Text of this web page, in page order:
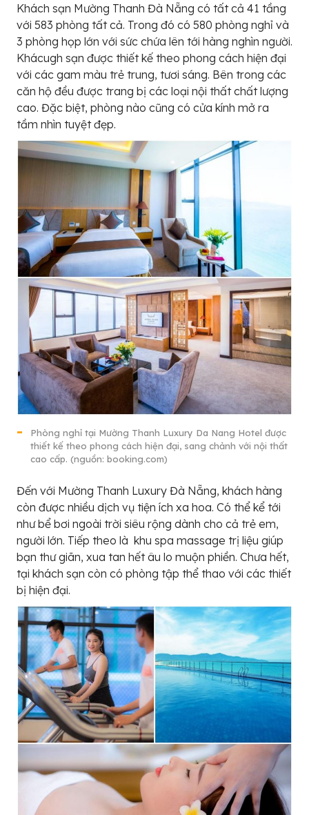
Khách sạn Mường Thanh Đà Nẵng có tất cả 41 tầng
với 583 phòng tất cả. Trong đó có 580 phòng nghỉ và
3 phòng họp lớn với sức chứa lên tới hàng nghìn người.
Khácugh sạn được thiết kế theo phong cách hiện đại
với các gam màu trẻ trung, tươi sáng. Bên trong các
căn hộ đều được trang bị các loại nội thất chất lượng
cao. Đặc biệt, phòng nào cũng có cửa kính mở ra
tầm nhìn tuyệt đẹp.
Phòng nghỉ tại Mường Thanh Luxury Da Nang Hotel được
thiết kế theo phong cách hiện đại, sang chảnh với nội thất
cao cấp. (nguồn: booking.com)
Đến với Mường Thanh Luxury Đà Nẵng, khách hàng
còn được nhiều dịch vụ tiện ích xa hoa. Có thể kể tới
như bể bơi ngoài trời siêu rộng dành cho cả trẻ em,
người lớn. Tiếp theo là khu spa massage trị liệu giúp
bạn thư giãn, xua tan hết âu lo muộn phiền. Chưa hết,
tại khách sạn còn có phòng tập thể thao với các thiết
bị hiện đại.